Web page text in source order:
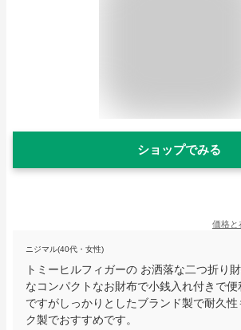
ショップでみる
価格と
ニジマル(40代・女性)
トミーヒルフィガーの お洒落な二つ折り
なコンパクトなお財布で小銭入れ付きで便
ですがしっかりとしたブランド製で耐久性
ク製でおすすめです。